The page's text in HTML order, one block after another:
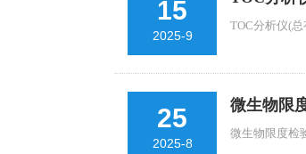
15
2025-9
TOC分析仪(
25
2025-8
微生物限
微生物限度检